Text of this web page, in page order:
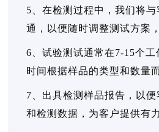
5、在检测过程中，我们将
通，以便随时调整测试方案
6、试验测试通常在7-15个
时间根据样品的类型和数量
7、出具检测样品报告，以
和检测数据，为客户提供有